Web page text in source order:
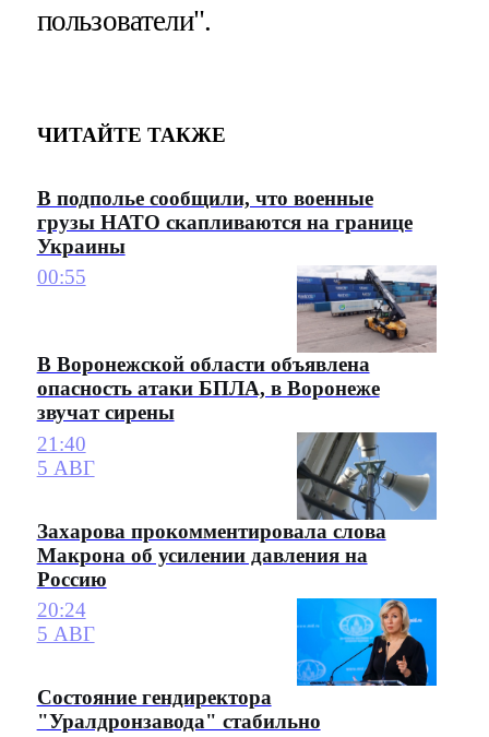
пользователи".
ЧИТАЙТЕ ТАКЖЕ
В подполье сообщили, что военные
грузы НАТО скапливаются на границе
Украины
00:55
В Воронежской области объявлена
опасность атаки БПЛА, в Воронеже
звучат сирены
21:40
5 АВГ
Захарова прокомментировала слова
Макрона об усилении давления на
Россию
20:24
5 АВГ
Состояние гендиректора
"Уралдронзавода" стабильно